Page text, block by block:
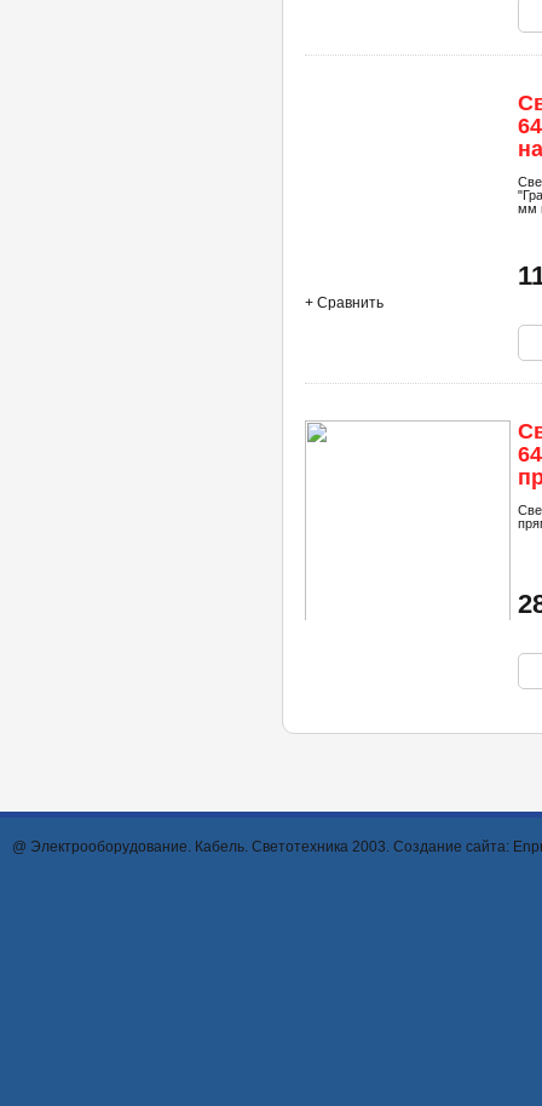
+ Сравнить
мм
@ Электрооборудование. Кабель. Светотехника 2003. Создание сайта: